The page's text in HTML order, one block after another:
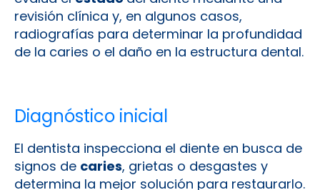
revisión clínica y, en algunos casos,
radiografías para determinar la profundidad
de la caries o el daño en la estructura dental.
Diagnóstico inicial
El dentista inspecciona el diente en busca de
signos de caries, grietas o desgastes y
determina la mejor solución para restaurarlo.